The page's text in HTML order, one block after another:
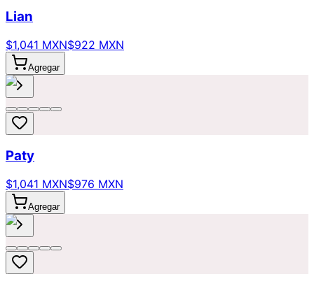
Lian
$1,041 MXN$922 MXN
Agregar
Paty
$1,041 MXN$976 MXN
Agregar